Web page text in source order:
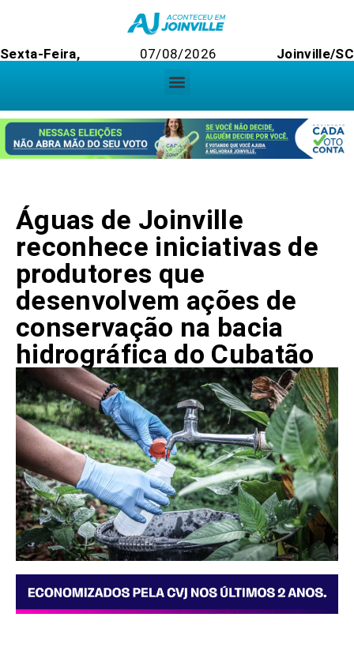
Sexta-Feira, 07/08/2026 Joinville/SC
Águas de Joinville
reconhece iniciativas de
produtores que
desenvolvem ações de
conservação na bacia
hidrográfica do Cubatão